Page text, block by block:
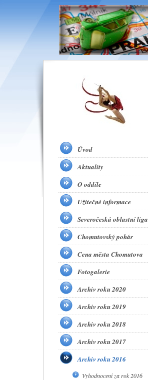
Úvod
Aktuality
O oddíle
Užitečné informace
Severočeská oblastní liga
Chomutovský pohár
Cena města Chomutova
Fotogalerie
Archiv roku 2020
Archiv roku 2019
Archiv roku 2018
Archiv roku 2017
Archiv roku 2016
Vyhodnocení za rok 2016